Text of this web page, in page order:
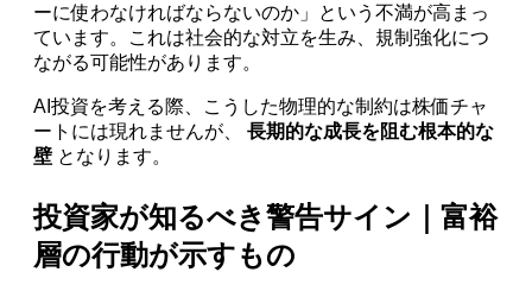
ーに使わなければならないのか」という不満が高まっ
ています。これは社会的な対立を生み、規制強化につ
ながる可能性があります。
AI投資を考える際、こうした物理的な制約は株価チャ
ートには現れませんが、長期的な成長を阻む根本的な
壁 となります。
投資家が知るべき警告サイン｜富裕
層の行動が示すもの